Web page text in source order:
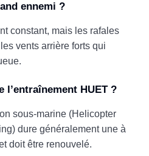
ennemi ?
constant, mais les rafales
vents arrière forts qui
l’entraînement HUET ?
sous-marine (Helicopter
dure généralement une à
doit être renouvelé.